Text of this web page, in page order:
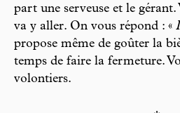
part une serveuse et le gérant.
va y aller. On vous répond : «
propose même de goûter la
temps de faire la fermeture.
volontiers.